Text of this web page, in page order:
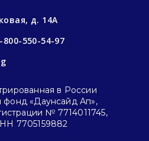
д. 14А
800-550-54-97
в России
фонд «Даунсайд Ап»,
№ 7714011745,
7705159882